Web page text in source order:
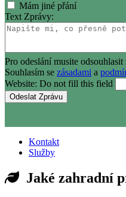
Mám jiné přání
Text Zprávy:
Pro odeslání musite odsouhlasit
Souhlasím se zásadami a
Website: Do not fill this field
Kontakt
Služby
Jaké zahradní